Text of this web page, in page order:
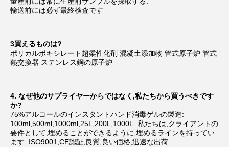
輸送前には必ず最終検査です
3買えるものは?
ポリカルボキシレート超柔性化剤 混凝土添加物 管式原子炉 管式
熱交換器 ステンレス鋼の原子炉
4. なぜ他のサプライヤーからではなく,私たちから買うべきです
か?
75%アルコールのインスタントハンド消毒ゲルの製造:
100ml,500ml,1000ml,25L,200L,1000L. 私たちは,クライアントの
要件として,埋めることができるように,埋めるラインを持ってい
ます. ISO9001,CE認証,良質,良い価格,迅速な出荷.